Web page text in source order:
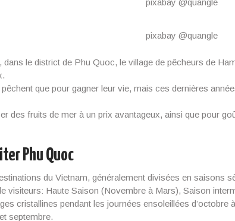
pixabay @quangle
le district de Phu Quoc, le village de pêcheurs de
que pour gagner leur vie, mais ces dernières
des fruits de mer à un prix avantageux, ainsi que pour
Phu Quoc
du Vietnam, généralement divisées en saisons
visiteurs: Haute Saison (Novembre à Mars), Saison
cristallines pendant les journées ensoleillées
septembre.